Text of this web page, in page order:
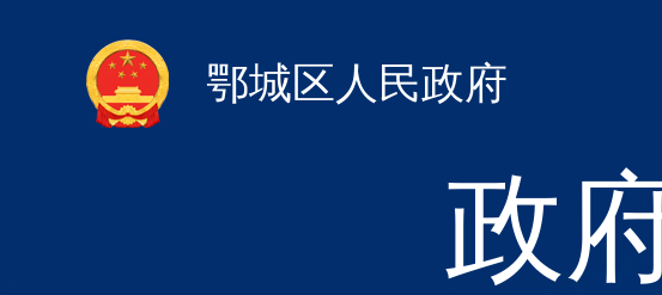
政
鄂城区人民政府